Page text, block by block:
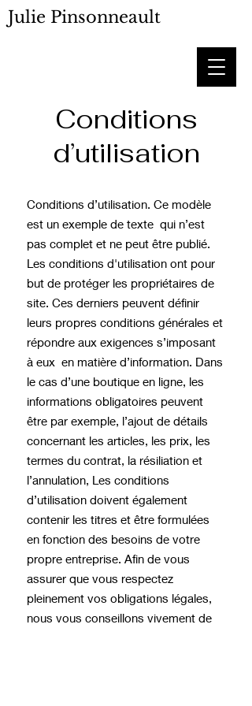
Julie Pinsonneault
Conditions
d’utilisation
Conditions d’utilisation. Ce modèle
est un exemple de texte qui n’est
pas complet et ne peut être publié.
Les conditions d'utilisation ont pour
but de protéger les propriétaires de
site. Ces derniers peuvent définir
leurs propres conditions générales et
répondre aux exigences s’imposant
à eux en matière d’information. Dans
le cas d’une boutique en ligne, les
informations obligatoires peuvent
être par exemple, l’ajout de détails
concernant les articles, les prix, les
termes du contrat, la résiliation et
l’annulation, Les conditions
d’utilisation doivent également
contenir les titres et être formulées
en fonction des besoins de votre
propre entreprise. Afin de vous
assurer que vous respectez
pleinement vos obligations légales,
nous vous conseillons vivement de